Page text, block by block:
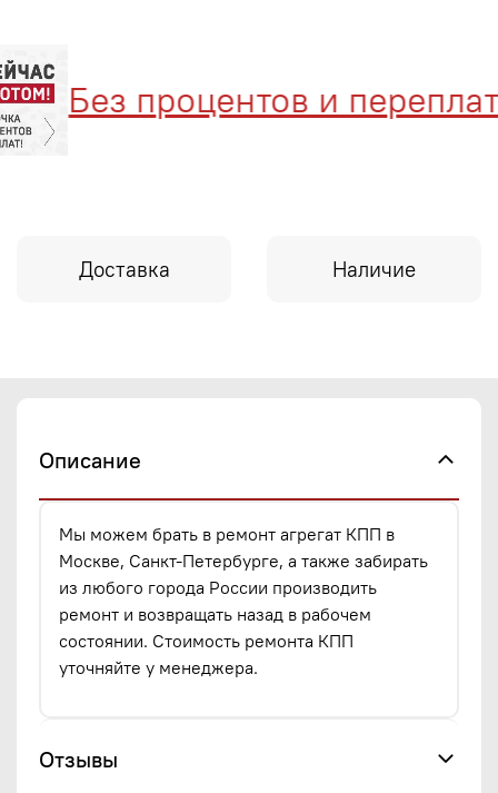
Без процентов и переплат
Доставка Наличие
Описание
Мы можем брать в ремонт агрегат КПП в
Москве, Санкт-Петербурге, а также забирать
из любого города России производить
ремонт и возвращать назад в рабочем
состоянии. Стоимость ремонта КПП
уточняйте у менеджера.
Отзывы